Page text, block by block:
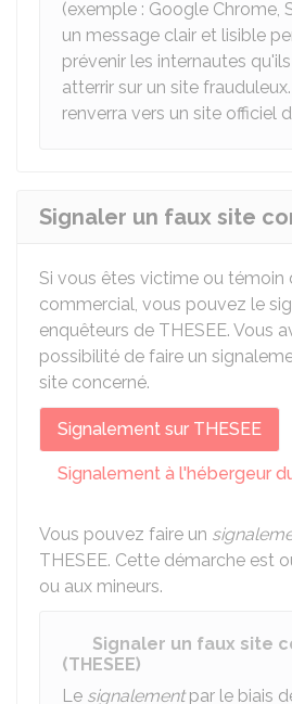
(exemple : Google Chrome,
un message clair et lisible
prévenir les internautes
atterrir sur un site
renverra vers un site officiel
Signaler un faux site
Si vous êtes victime ou témoin
commercial, vous pouvez le
enquêteurs de THESEE. Vous
possibilité de faire un
site concerné.
Signalement sur THESEE
Signalement à l'hébergeur
Vous pouvez faire un
THESEE. Cette démarche est
ou aux mineurs.
Signaler un faux site
(THESEE)
Le signalementpar le biais